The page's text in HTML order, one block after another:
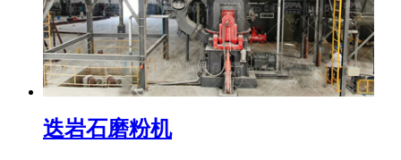
迭岩石磨粉机